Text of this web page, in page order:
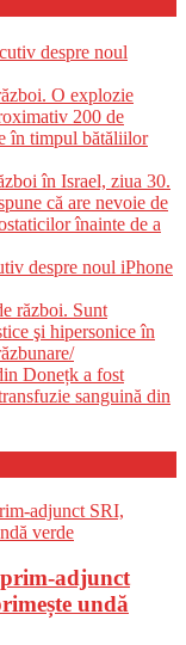
despre noul
O explozie
200 de
în timpul bătăliilor
în Israel, ziua 30.
că are nevoie de
înainte de a
despre noul iPhone
război. Sunt
şi hipersonice în
Donețk a fost
sanguină din
adjunct
undă